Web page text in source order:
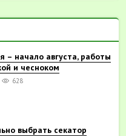
– начало августа, работы
и чесноком
628
выбрать секатор